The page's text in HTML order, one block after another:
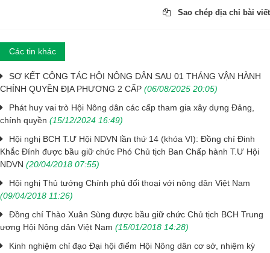
Sao chép địa chỉ bài viết
Các tin khác
SƠ KẾT CÔNG TÁC HỘI NÔNG DÂN SAU 01 THÁNG VẬN HÀNH
CHÍNH QUYỀN ĐỊA PHƯƠNG 2 CẤP (06/08/2025 20:05)
Phát huy vai trò Hội Nông dân các cấp tham gia xây dựng Đảng,
chính quyền (15/12/2024 16:49)
Hội nghị BCH T.Ư Hội NDVN lần thứ 14 (khóa VI): Đồng chí Đinh
Khắc Đính được bầu giữ chức Phó Chủ tịch Ban Chấp hành T.Ư Hội
NDVN (20/04/2018 07:55)
Hội nghị Thủ tướng Chính phủ đối thoại với nông dân Việt Nam
(09/04/2018 11:26)
Đồng chí Thào Xuân Sùng được bầu giữ chức Chủ tịch BCH Trung
ương Hội Nông dân Việt Nam (15/01/2018 14:28)
Kinh nghiệm chỉ đạo Đại hội điểm Hội Nông dân cơ sở, nhiệm kỳ